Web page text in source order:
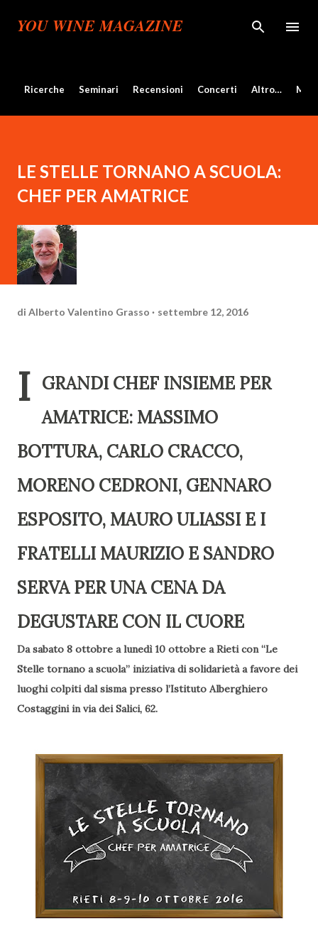
Passa ai contenuti principali
YOU WINE MAGAZINE
Ricerche Seminari Recensioni Concerti Altro…
LE STELLE TORNANO A SCUOLA:
CHEF PER AMATRICE
di Alberto Valentino Grasso settembre 12, 2016
I GRANDI CHEF INSIEME PER
AMATRICE: MASSIMO
BOTTURA, CARLO CRACCO,
MORENO CEDRONI, GENNARO
ESPOSITO, MAURO ULIASSI E I
FRATELLI MAURIZIO E SANDRO
SERVA PER UNA CENA DA
DEGUSTARE CON IL CUORE
Da sabato 8 ottobre a lunedì 10 ottobre a Rieti con “Le
Stelle tornano a scuola” iniziativa di solidarietà a favore dei
luoghi colpiti dal sisma presso l’Istituto Alberghiero
Costaggini in via dei Salici, 62.